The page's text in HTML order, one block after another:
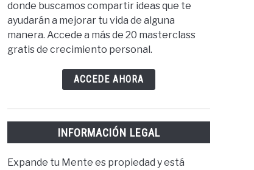
donde buscamos compartir ideas que te
ayudarán a mejorar tu vida de alguna
manera. Accede a más de 20 masterclass
gratis de crecimiento personal.
ACCEDE AHORA
INFORMACIÓN LEGAL
Expande tu Mente es propiedad y está